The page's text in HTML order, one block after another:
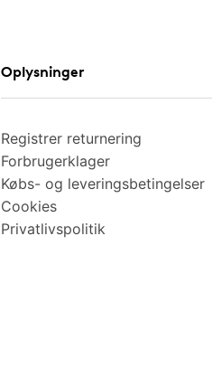
Oplysninger
Registrer returnering
Forbrugerklager
Købs- og leveringsbetingelser
Cookies
Privatlivspolitik